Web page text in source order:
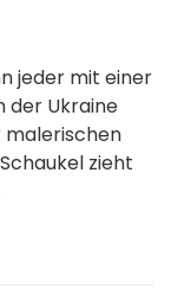
jeder mit einer
der Ukraine
malerischen
zieht